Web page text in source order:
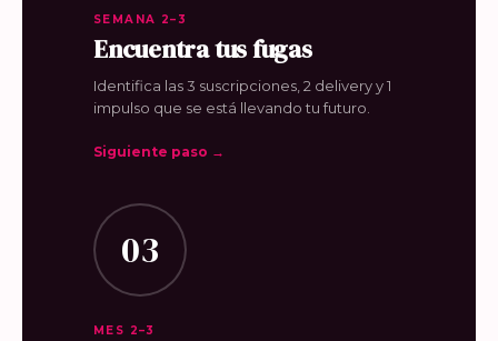
SEMANA 2–3
Encuentra tus fugas
Identifica las 3 suscripciones, 2 delivery y 1
impulso que se está llevando tu futuro.
Siguiente paso →
03
MES 2–3